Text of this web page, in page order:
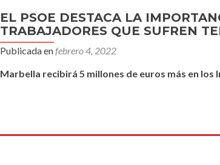
EL PSOE DESTACA LA
TRABAJADORES QUE SUFREN
Publicada enfebrero 4, 2022
Marbella recibirá 5 millones de euros más en